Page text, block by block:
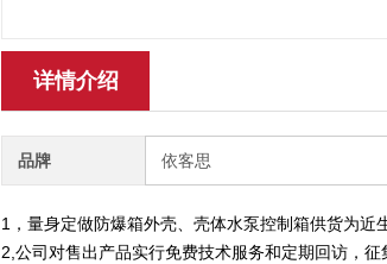
详情介绍
品牌 依客思
1，量身定做防爆箱外壳、壳体水泵控制箱供货为近
2,公司对售出产品实行免费技术服务和定期回访，征